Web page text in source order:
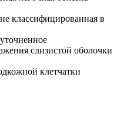
классифицированная в
слизистой оболочки
клетчатки